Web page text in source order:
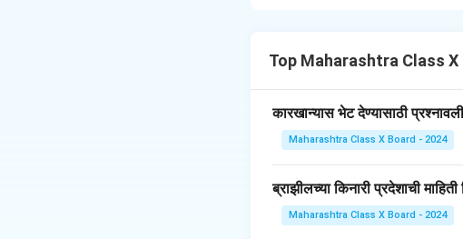
Top Maharashtra Class
कारखान्यास भेट देण्यासाठी
Maharashtra Class X Board - 2024
ब्राझीलच्या किनारी प्रदेशाची माहिती
Maharashtra Class X Board - 2024